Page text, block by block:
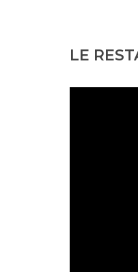
LE